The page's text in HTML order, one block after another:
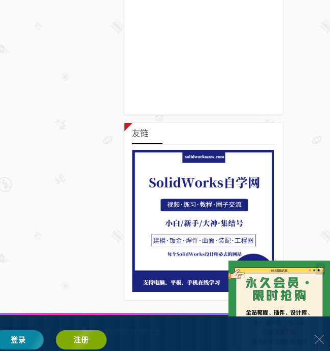
友链
2021002287号-1鲁公网安备 37132902372928号
搭建
×
登录 注册